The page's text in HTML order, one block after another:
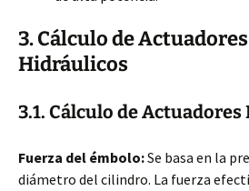
3. Cálculo de
Hidráulicos
3.1. Cálculo de
Fuerza del émbolo:Se basa en la
diámetro del cilindro. La fuerza